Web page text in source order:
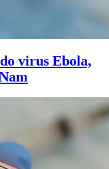
virus Ebola,